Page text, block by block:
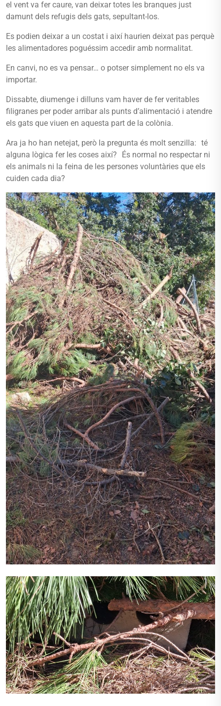
el vent va fer caure, van deixar totes les branques just
damunt dels refugis dels gats, sepultant-los.
Es podien deixar a un costat i així haurien deixat pas perquè
les alimentadores poguéssim accedir amb normalitat.
En canvi, no es va pensar… o potser simplement no els va
importar.
Dissabte, diumenge i dilluns vam haver de fer veritables
filigranes per poder arribar als punts d’alimentació i atendre
els gats que viuen en aquesta part de la colònia.
Ara ja ho han netejat, però la pregunta és molt senzilla: té
alguna lògica fer les coses així? És normal no respectar ni
els animals ni la feina de les persones voluntàries que els
cuiden cada dia?